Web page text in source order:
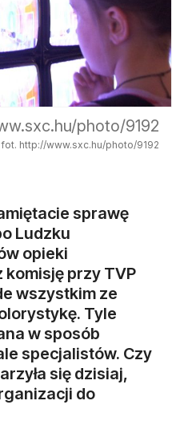
photo/9192
fot. http://www.sxc.hu/photo/9192
sprawę
Ludzku
opieki
komisję przy TVP
wszystkim ze
Tyle
w sposób
specjalistów. Czy
się dzisiaj,
do